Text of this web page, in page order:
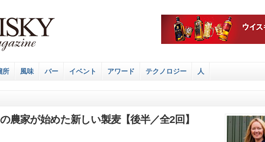
所 風味 バー イベント アワード テクノロジー 人
農家が始めた新しい製麦【後半／全2回】